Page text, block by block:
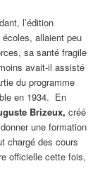
l’édition
allaient peu
sa santé fragile
avait-il assisté
du programme
en 1934. En
Brizeux, créé
une formation
chargé des cours
officielle cette fois,